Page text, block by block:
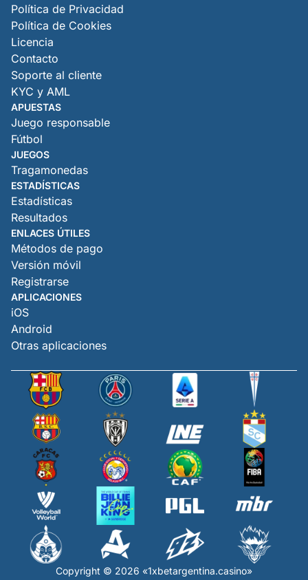
Política de Privacidad
Política de Cookies
Licencia
Contacto
Soporte al cliente
KYC y AML
APUESTAS
Juego responsable
Fútbol
JUEGOS
Tragamonedas
ESTADÍSTICAS
Estadísticas
Resultados
ENLACES ÚTILES
Métodos de pago
Versión móvil
Registrarse
APLICACIONES
iOS
Android
Otras aplicaciones
Copyright © 2026 «1xbetargentina.casino»